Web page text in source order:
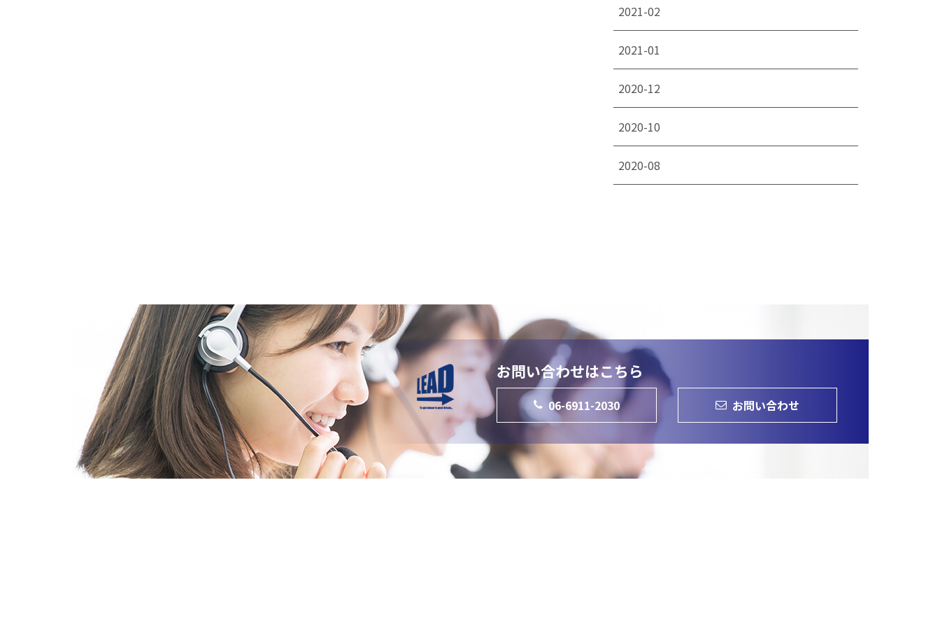
2021-02
2021-01
2020-12
2020-10
2020-08
お問い合わせはこちら
06-6911-2030 お問い合わせ